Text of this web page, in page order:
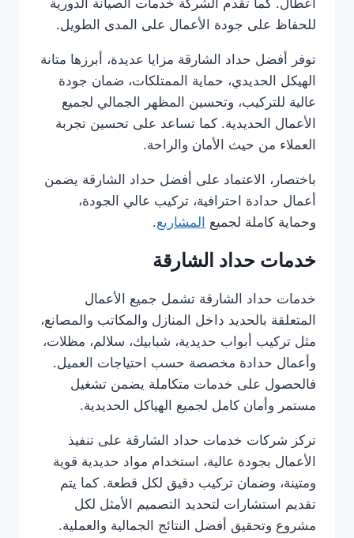
أعطال. كما تقدم الشركة خدمات الصيانة الدورية
للحفاظ على جودة الأعمال على المدى الطويل.
توفر أفضل حداد الشارقة مزايا عديدة، أبرزها متانة
الهيكل الحديدي، حماية الممتلكات، ضمان جودة
عالية للتركيب، وتحسين المظهر الجمالي لجميع
الأعمال الحديدية. كما تساعد على تحسين تجربة
العملاء من حيث الأمان والراحة.
باختصار، الاعتماد على أفضل حداد الشارقة يضمن
أعمال حدادة احترافية، تركيب عالي الجودة،
وحماية كاملة لجميع المشاريع.
خدمات حداد الشارقة
خدمات حداد الشارقة تشمل جميع الأعمال
المتعلقة بالحديد داخل المنازل والمكاتب والمصانع،
مثل تركيب أبواب حديدية، شبابيك، سلالم، مظلات،
وأعمال حدادة مخصصة حسب احتياجات العميل.
فالحصول على خدمات متكاملة يضمن تشغيل
مستمر وأمان كامل لجميع الهياكل الحديدية.
تركز شركات خدمات حداد الشارقة على تنفيذ
الأعمال بجودة عالية، استخدام مواد حديدية قوية
ومتينة، وضمان تركيب دقيق لكل قطعة. كما يتم
تقديم استشارات لتحديد التصميم الأمثل لكل
مشروع وتحقيق أفضل النتائج الجمالية والعملية.